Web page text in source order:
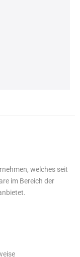
welches seit
im Bereich der